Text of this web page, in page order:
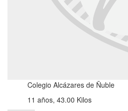
Colegio Alcázares de Ñuble
11 años, 43.00 Kilos